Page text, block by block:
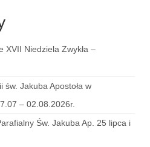
30.03.2024
XVII Niedziela Zwykła –
Jakuba Apostoła w
– 02.08.2026r.
Św. Jakuba Ap. 25 lipca i